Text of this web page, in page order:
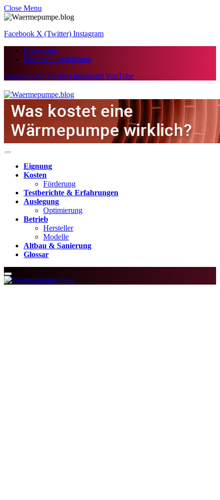
Close Menu
Facebook X (Twitter) Instagram
Impressum
Datenschutzerklärung
Facebook X (Twitter) InstagramYouTube
Eignung
Kosten
Förderung
Testberichte & Erfahrungen
Auslegung
Optimierung
Betrieb
Hersteller
Modelle
Altbau & Sanierung
Glossar